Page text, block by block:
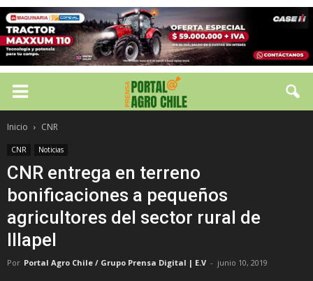
Inicio CNR
CNR Noticias
CNR entrega en terreno
bonificaciones a pequeños
agricultores del sector rural de
Illapel
Por Portal Agro Chile / Grupo Prensa Digital | E.V - junio 10, 2019